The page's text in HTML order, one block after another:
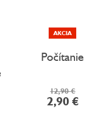
AKCIA
Počítanie
12,90 €
2,90 €